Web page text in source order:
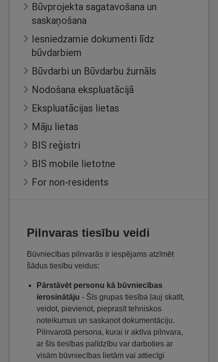
Būvprojekta sagatavošana un
saskaņošana
Iesniedzamie dokumenti līdz
būvdarbiem
Būvdarbi un Būvdarbu žurnāls
Nodošana ekspluatācijā
Ekspluatācijas lietas
Māju lietas
BIS reģistri
BIS mobile lietotne
For non-residents
Pilnvaras tiesību veidi
Būvniecības pilnvarās ir iespējams atzīmēt
šādus tiesību veidus:
Pārstāvēt personu kā būvniecības
ierosinātāju - Šīs grupas tiesība ļauj skatīt,
veidot, pievienot, pieprasīt tehniskos
noteikumus un saskaņot dokumentāciju.
Pilnvarotā persona, kurai ir aktīva pilnvara,
ar šīs tiesības palīdzību var darboties ar
visām būvniecības lietām vai attiecīgi